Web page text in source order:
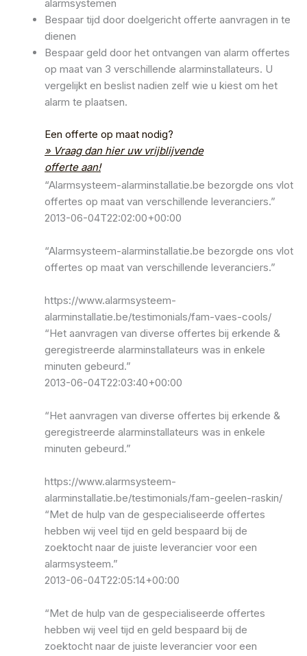
alarmsystemen
Bespaar tijd door doelgericht offerte aanvragen in te
dienen
Bespaar geld door het ontvangen van alarm offertes
op maat van 3 verschillende alarminstallateurs. U
vergelijkt en beslist nadien zelf wie u kiest om het
alarm te plaatsen.
Een offerte op maat nodig?
» Vraag dan hier uw vrijblijvende
offerte aan!
“Alarmsysteem-alarminstallatie.be bezorgde ons vlot
offertes op maat van verschillende leveranciers.”
2013-06-04T22:02:00+00:00
“Alarmsysteem-alarminstallatie.be bezorgde ons vlot
offertes op maat van verschillende leveranciers.”
https://www.alarmsysteem-
alarminstallatie.be/testimonials/fam-vaes-cools/
“Het aanvragen van diverse offertes bij erkende &
geregistreerde alarminstallateurs was in enkele
minuten gebeurd.”
2013-06-04T22:03:40+00:00
“Het aanvragen van diverse offertes bij erkende &
geregistreerde alarminstallateurs was in enkele
minuten gebeurd.”
https://www.alarmsysteem-
alarminstallatie.be/testimonials/fam-geelen-raskin/
“Met de hulp van de gespecialiseerde offertes
hebben wij veel tijd en geld bespaard bij de
zoektocht naar de juiste leverancier voor een
alarmsysteem.”
2013-06-04T22:05:14+00:00
“Met de hulp van de gespecialiseerde offertes
hebben wij veel tijd en geld bespaard bij de
zoektocht naar de juiste leverancier voor een